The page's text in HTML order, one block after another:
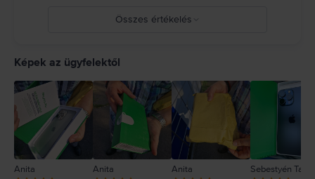
Összes értékelés
2
1
Képek az ügyfelektől
Anita Anita Anita Sebestyén